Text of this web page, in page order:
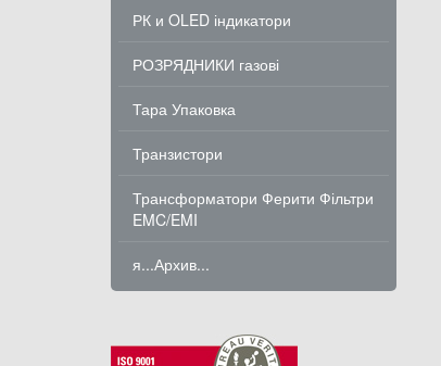
РК и OLED індикатори
РОЗРЯДНИКИ газові
Тара Упаковка
Транзистори
Трансформатори Ферити Фільтри
EMC/EMI
я...Архив...